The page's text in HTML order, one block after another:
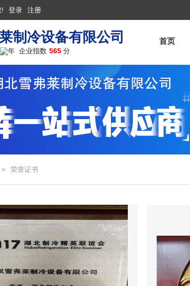
登录 注册
制冷设备有限公司
年 企业指数 565 分
首页
> 荣誉证书